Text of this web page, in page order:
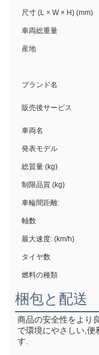
尺寸 (L × W × H) (mm)
車両総重量
産地
ブランド名
販売後サービス
車両名
発表モデル
総質量 (kg)
制限品質 (kg)
車輪間距離:
軸数
最大速度: (km/h)
タイヤ数
燃料の種類
梱包と配送
商品の安全性をより
で環境にやさしい,便
す.